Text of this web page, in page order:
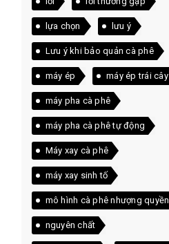
lựa chọn lưu ý
Lưu ý khi bảo quản cà phê
máy ép máy ép trái cây
máy pha cà phê
máy pha cà phê tự động
Máy xay cà phê
máy xay sinh tố
mô hình cà phê nhượng quyền
nguyên chất